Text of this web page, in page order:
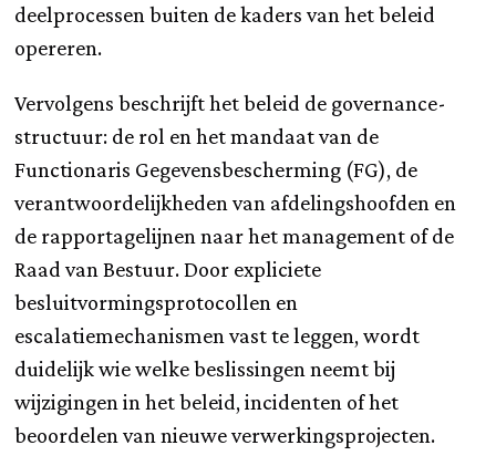
deelprocessen buiten de kaders van het beleid
opereren.
Vervolgens beschrijft het beleid de governance-
structuur: de rol en het mandaat van de
Functionaris Gegevensbescherming (FG), de
verantwoordelijkheden van afdelingshoofden en
de rapportagelijnen naar het management of de
Raad van Bestuur. Door expliciete
besluitvormingsprotocollen en
escalatiemechanismen vast te leggen, wordt
duidelijk wie welke beslissingen neemt bij
wijzigingen in het beleid, incidenten of het
beoordelen van nieuwe verwerkingsprojecten.